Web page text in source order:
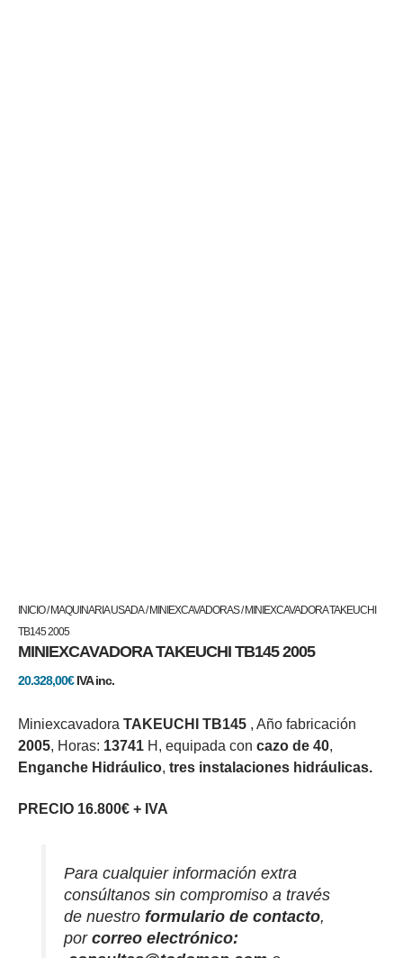
INICIO/MAQUINARIA USADA/MINIEXCAVADORAS/ MINIEXCAVADORA TAKEUCHI
TB145 2005
MINIEXCAVADORA TAKEUCHI TB145 2005
20.328,00€ IVA inc.
Miniexcavadora TAKEUCHI TB145 , Año fabricación
2005, Horas: 13741 H, equipada con cazo de 40,
Enganche Hidráulico, tres instalaciones hidráulicas.
PRECIO 16.800€ + IVA
Para cualquier información extra
consúltanos sin compromiso a través
de nuestro formulario de contacto,
porcorreo electrónico: